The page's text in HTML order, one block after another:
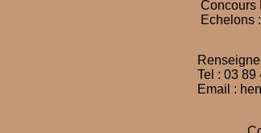
Concours
Echelons
Tel : 03 89
Email :